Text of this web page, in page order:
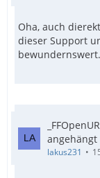
Oha, auch
dieser Support
bewundernswert.
angehängt
lakus231